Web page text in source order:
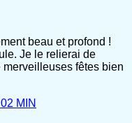
beau et profond !
Je le relierai de
fêtes bien
MIN